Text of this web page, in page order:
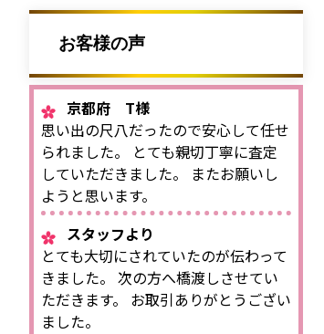
お客様の声
京都府 T様
思い出の尺八だったので安心して任せ
られました。 とても親切丁寧に査定
していただきました。 またお願いし
ようと思います。
スタッフより
とても大切にされていたのが伝わって
きました。 次の方へ橋渡しさせてい
ただきます。 お取引ありがとうござい
ました。